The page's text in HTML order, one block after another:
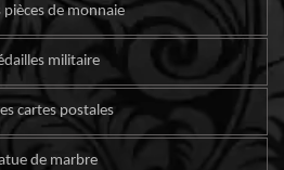
pièces de monnaie
militaire
cartes postales
de marbre